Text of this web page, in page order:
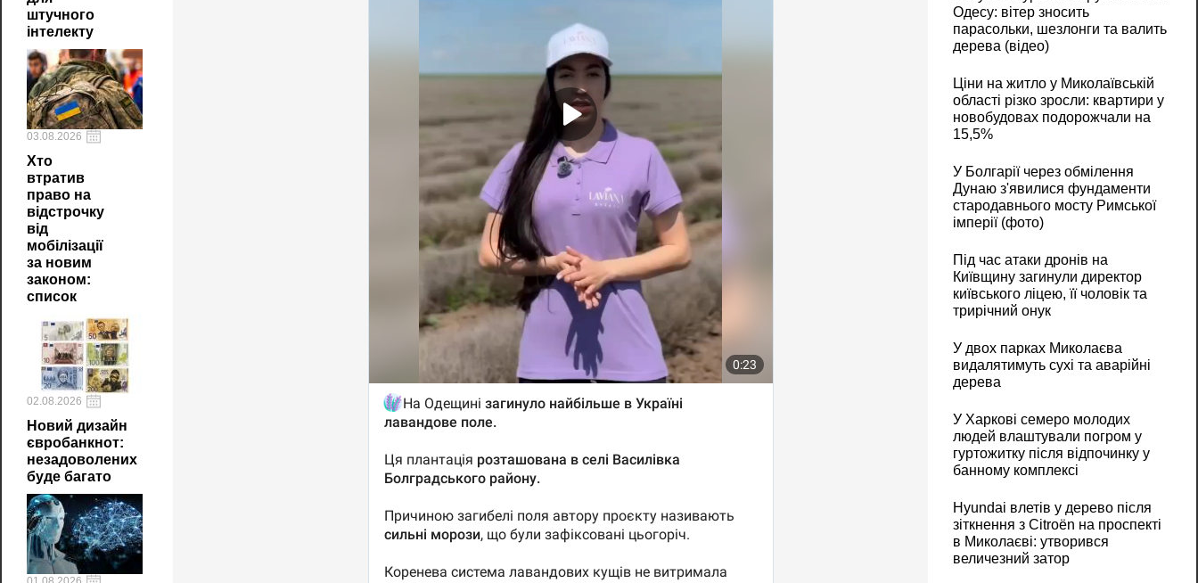
штучного
інтелекту
03.08.2026
Хто
втратив
право на
відстрочку
від
мобілізації
за новим
законом:
список
02.08.2026
Новий дизайн
євробанкнот:
незадоволених
буде багато
Одесу: вітер зносить
парасольки, шезлонги та валить
дерева (відео)
Ціни на житло у Миколаївській
області різко зросли: квартири у
новобудовах подорожчали на
15,5%
У Болгарії через обмілення
Дунаю з'явилися фундаменти
стародавнього мосту Римської
імперії (фото)
Під час атаки дронів на
Київщину загинули директор
київського ліцею, її чоловік та
трирічний онук
У двох парках Миколаєва
видалятимуть сухі та аварійні
дерева
У Харкові семеро молодих
людей влаштували погром у
гуртожитку після відпочинку у
банному комплексі
Hyundai влетів у дерево після
зіткнення з Citroën на проспекті
в Миколаєві: утворився
величезний затор